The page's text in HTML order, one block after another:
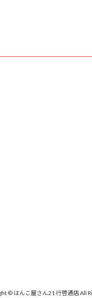
© はんこ屋さん21 行啓通店 All